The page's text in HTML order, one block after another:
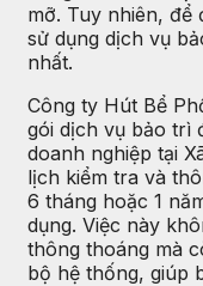
mỡ. Tuy nhiên, để
sử dụng dịch vụ
nhất.
Công ty Hút Bể
gói dịch vụ bảo trì
doanh nghiệp tại
lịch kiểm tra và
6 tháng hoặc 1
dụng. Việc này
thông thoáng mà
bộ hệ thống, giúp